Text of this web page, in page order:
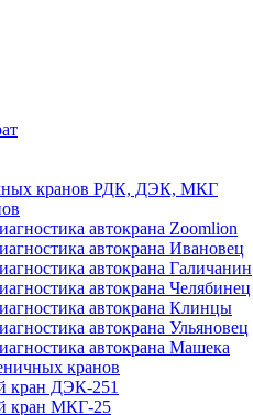
кранов РДК, ДЭК, МКГ
автокрана Zoomlion
автокрана Ивановец
автокрана Галичанин
автокрана Челябинец
автокрана Клинцы
автокрана Ульяновец
автокрана Машека
кранов
кран ДЭК-251
кран МКГ-25